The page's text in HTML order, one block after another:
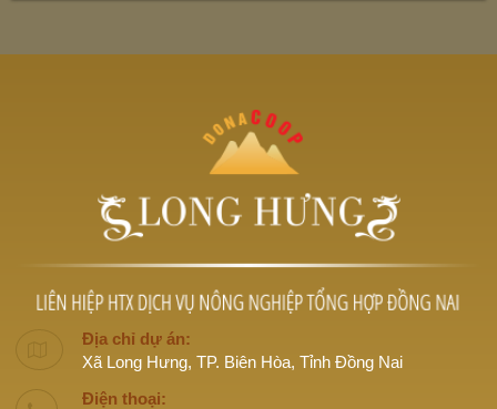
Địa chỉ dự án:
Xã Long Hưng, TP. Biên Hòa, Tỉnh Đồng Nai
Điện thoại: